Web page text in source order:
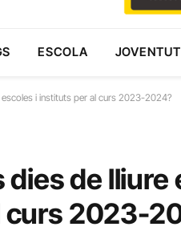
ESCOLA
escoles i instituts per al curs 2023-2024?
dies de lliure
curs 2023-